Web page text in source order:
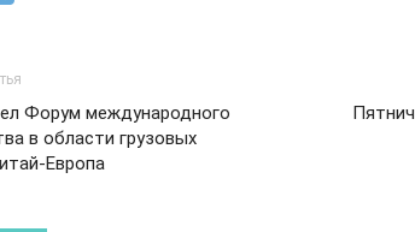
Форум международного
в области грузовых
Европа